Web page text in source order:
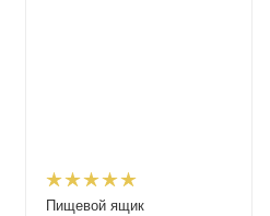
Пищевой ящик